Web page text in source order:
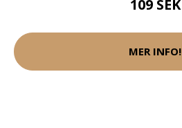
109 SEK
MER INFO!